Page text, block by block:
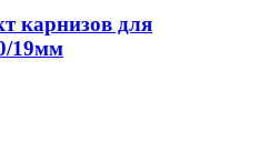
карнизов для
19мм